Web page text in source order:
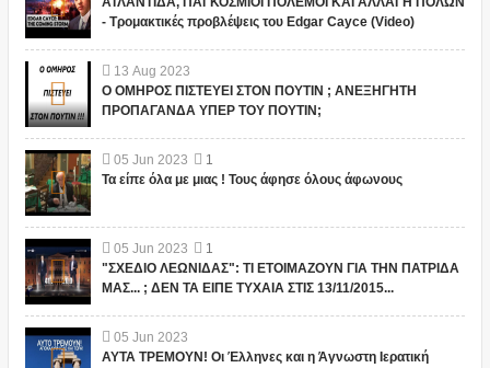
- Τρομακτικές προβλέψεις του Edgar Cayce (Video)
13 Aug 2023
Ο ΟΜΗΡΟΣ ΠΙΣΤΕΥΕΙ ΣΤΟΝ ΠΟΥΤΙΝ ; ΑΝΕΞΗΓΗΤΗ
ΠΡΟΠΑΓΑΝΔΑ ΥΠΕΡ ΤΟΥ ΠΟΥΤΙΝ;
05 Jun 2023
1
Τα είπε όλα με μιας ! Τους άφησε όλους άφωνους
05 Jun 2023
1
"ΣΧΕΔΙΟ ΛΕΩΝΙΔΑΣ": ΤΙ ΕΤΟΙΜΑΖΟΥΝ ΓΙΑ ΤΗΝ ΠΑΤΡΙΔΑ
ΜΑΣ... ; ΔΕΝ ΤΑ ΕΙΠΕ ΤΥΧΑΙΑ ΣΤΙΣ 13/11/2015...
05 Jun 2023
ΑΥΤΑ ΤΡΕΜΟΥΝ! Οι Έλληνες και η Άγνωστη Ιερατική